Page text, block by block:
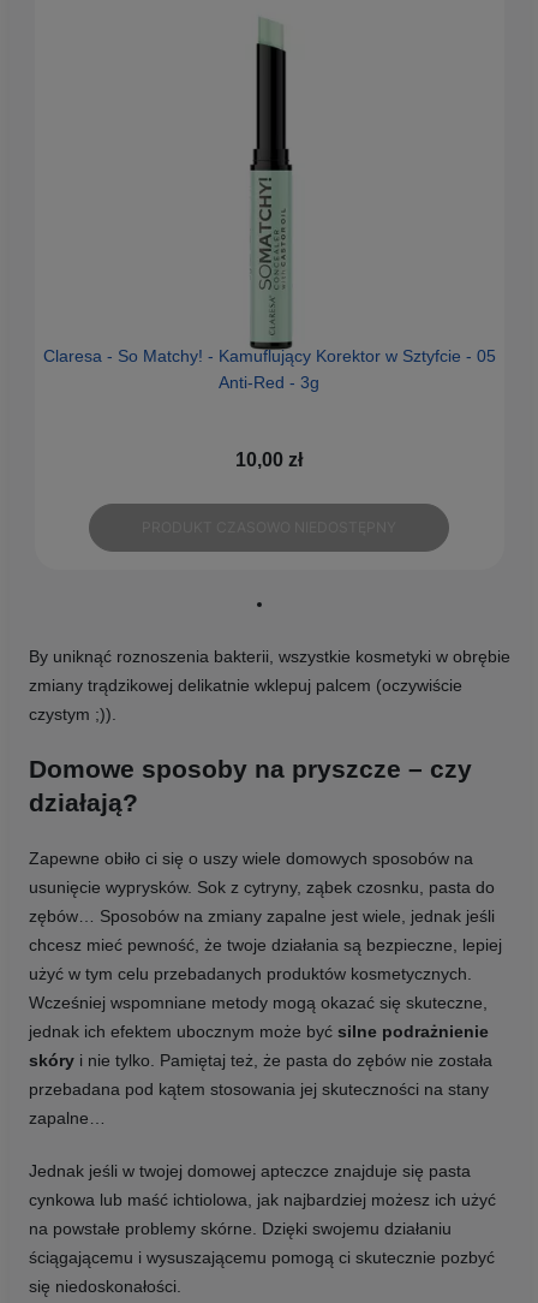
Claresa - So Matchy! - Kamuflujący Korektor w Sztyfcie - 05
Anti-Red - 3g
10,00 zł
By uniknąć roznoszenia bakterii, wszystkie kosmetyki w obrębie
zmiany trądzikowej delikatnie wklepuj palcem (oczywiście
czystym ;)).
Domowe sposoby na pryszcze – czy
działają?
Zapewne obiło ci się o uszy wiele domowych sposobów na
usunięcie wyprysków. Sok z cytryny, ząbek czosnku, pasta do
zębów… Sposobów na zmiany zapalne jest wiele, jednak jeśli
chcesz mieć pewność, że twoje działania są bezpieczne, lepiej
użyć w tym celu przebadanych produktów kosmetycznych.
Wcześniej wspomniane metody mogą okazać się skuteczne,
jednak ich efektem ubocznym może być silne podrażnienie
skóryi nie tylko. Pamiętaj też, że pasta do zębów nie została
przebadana pod kątem stosowania jej skuteczności na stany
zapalne…
Jednak jeśli w twojej domowej apteczce znajduje się pasta
cynkowa lub maść ichtiolowa, jak najbardziej możesz ich użyć
na powstałe problemy skórne. Dzięki swojemu działaniu
ściągającemu i wysuszającemu pomogą ci skutecznie pozbyć
się niedoskonałości.